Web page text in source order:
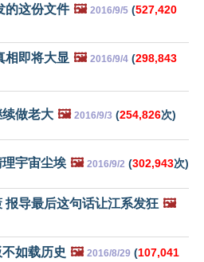
的这份文件 🖼️ 2016/9/5 (527,420
相即将大显 🖼️ 2016/9/4 (298,843
做老大 🖼️ 2016/9/3 (254,826次)
宇宙尘埃 🖼️ 2016/9/2 (302,943次)
报导最后这句话让江系发狂 🖼️
如载历史 🖼️ 2016/8/29 (107,041